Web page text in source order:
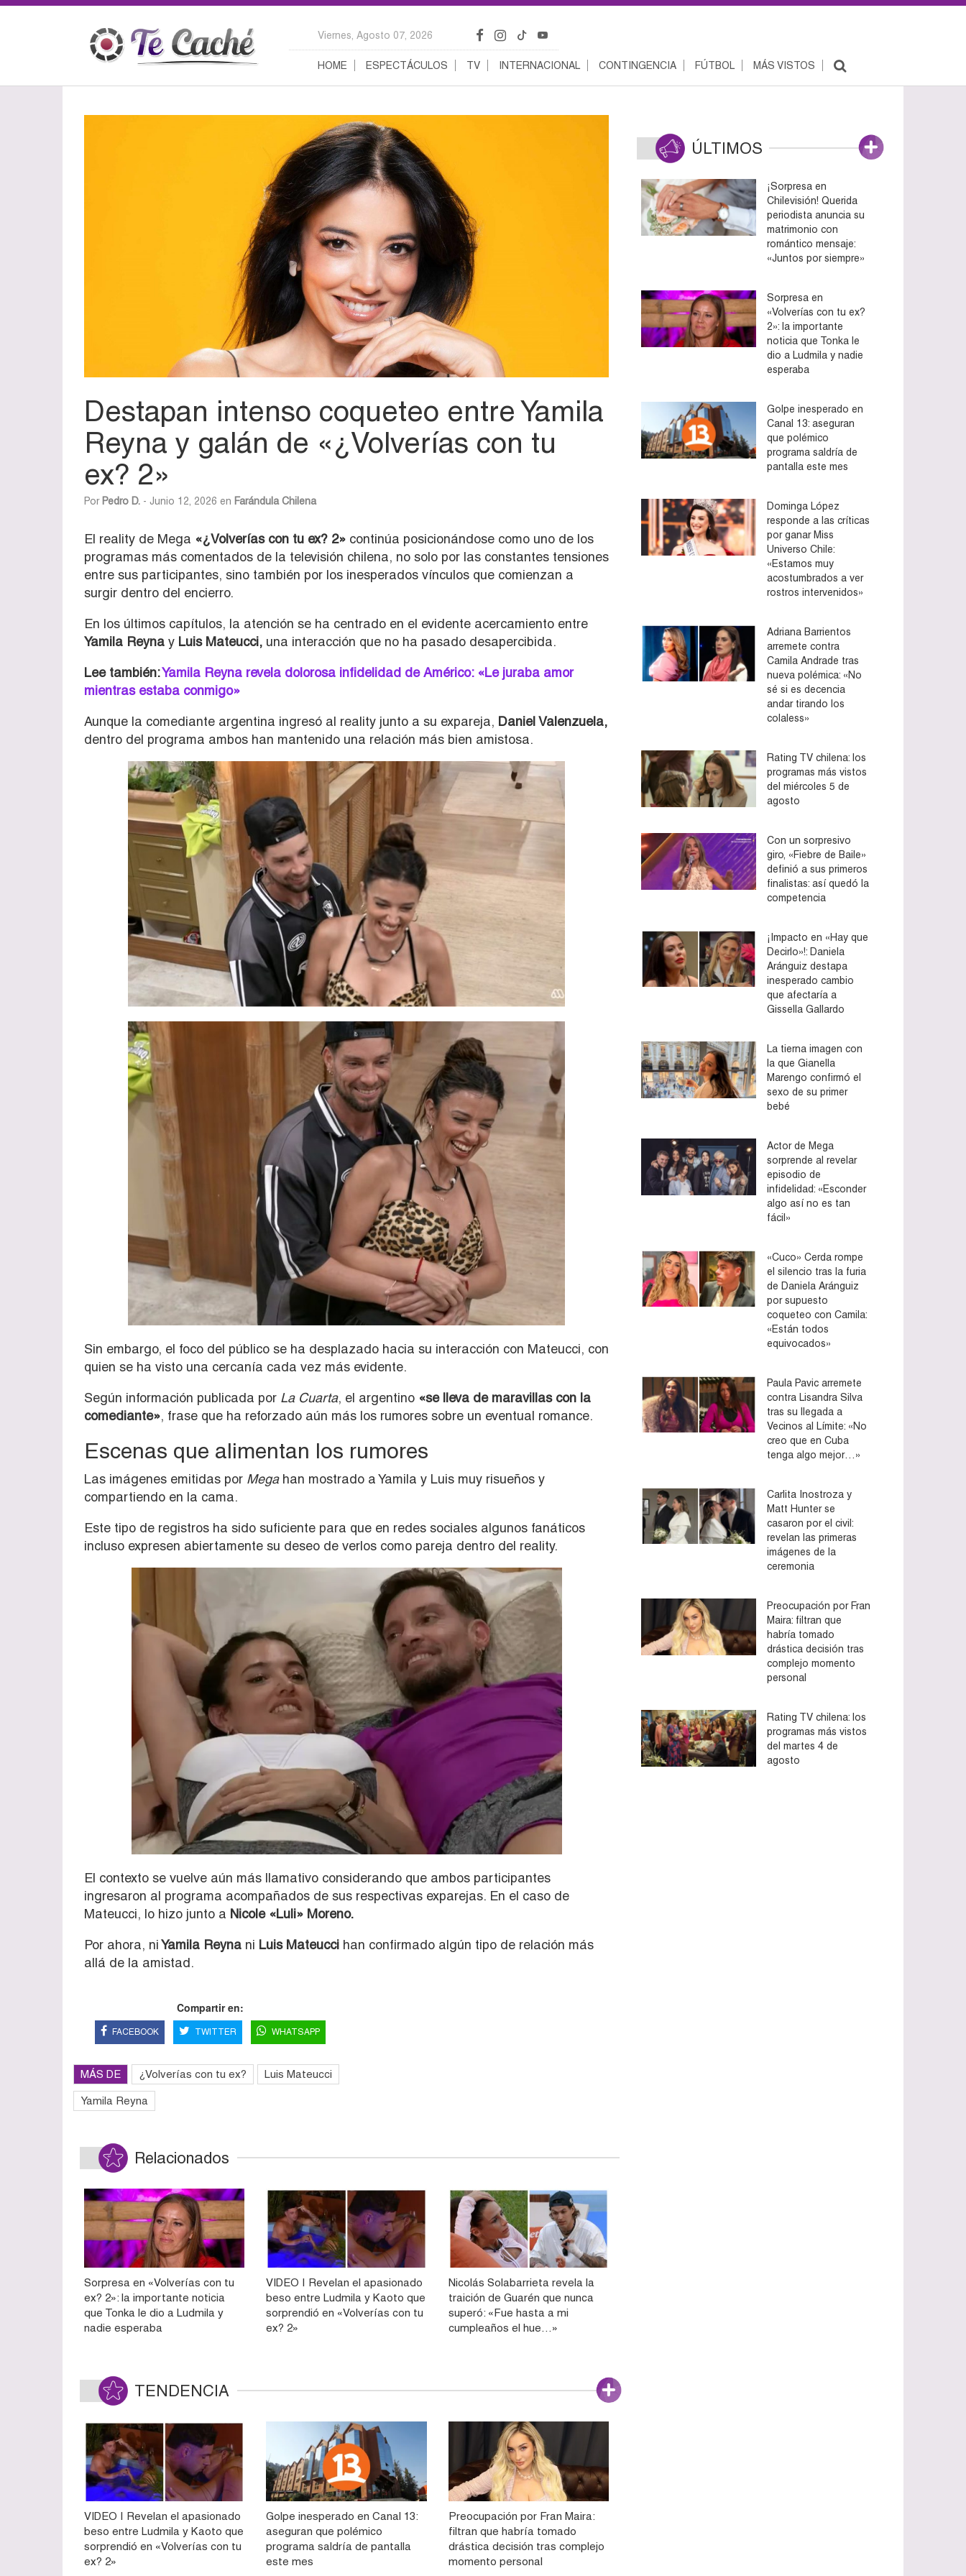
Viernes, Agosto 07, 2026
HOME ESPECTÁCULOS TV INTERNACIONAL CONTINGENCIA FÚTBOL MÁS VISTOS
Destapan intenso coqueteo entre Yamila
Reyna y galán de «¿Volverías con tu
ex? 2»
Por Pedro D. - Junio 12, 2026 en Farándula Chilena
El reality de Mega «¿Volverías con tu ex? 2» continúa posicionándose como uno de los
programas más comentados de la televisión chilena, no solo por las constantes tensiones
entre sus participantes, sino también por los inesperados vínculos que comienzan a
surgir dentro del encierro.
En los últimos capítulos, la atención se ha centrado en el evidente acercamiento entre
Yamila Reyna y Luis Mateucci, una interacción que no ha pasado desapercibida.
Lee también:Yamila Reyna revela dolorosa infidelidad de Américo: «Le juraba amor
mientras estaba conmigo»
Aunque la comediante argentina ingresó al reality junto a su expareja, Daniel Valenzuela,
dentro del programa ambos han mantenido una relación más bien amistosa.
Sin embargo, el foco del público se ha desplazado hacia su interacción con Mateucci, con
quien se ha visto una cercanía cada vez más evidente.
Según información publicada por La Cuarta, el argentino «se lleva de maravillas con la
comediante», frase que ha reforzado aún más los rumores sobre un eventual romance.
Escenas que alimentan los rumores
Las imágenes emitidas por Megahan mostrado a Yamila y Luis muy risueños y
compartiendo en la cama.
Este tipo de registros ha sido suficiente para que en redes sociales algunos fanáticos
incluso expresen abiertamente su deseo de verlos como pareja dentro del reality.
El contexto se vuelve aún más llamativo considerando que ambos participantes
ingresaron al programa acompañados de sus respectivas exparejas. En el caso de
Mateucci, lo hizo junto a Nicole «Luli» Moreno.
Por ahora, niYamila Reyna ni Luis Mateucci han confirmado algún tipo de relación más
allá de la amistad.
Compartir en:
FACEBOOK TWITTER WHATSAPP
MÁS DE ¿Volverías con tu ex? Luis Mateucci
Yamila Reyna
Relacionados
Sorpresa en «Volverías con tu
ex? 2»: la importante noticia
que Tonka le dio a Ludmila y
nadie esperaba
VIDEO | Revelan el apasionado
beso entre Ludmila y Kaoto que
sorprendió en «Volverías con tu
ex? 2»
Nicolás Solabarrieta revela la
traición de Guarén que nunca
superó: «Fue hasta a mi
cumpleaños el hue…»
TENDENCIA
VIDEO | Revelan el apasionado
beso entre Ludmila y Kaoto que
sorprendió en «Volverías con tu
ex? 2»
Golpe inesperado en Canal 13:
aseguran que polémico
programa saldría de pantalla
este mes
Preocupación por Fran Maira:
filtran que habría tomado
drástica decisión tras complejo
momento personal
ÚLTIMOS
¡Sorpresa en
Chilevisión! Querida
periodista anuncia su
matrimonio con
romántico mensaje:
«Juntos por siempre»
Sorpresa en
«Volverías con tu ex?
2»: la importante
noticia que Tonka le
dio a Ludmila y nadie
esperaba
Golpe inesperado en
Canal 13: aseguran
que polémico
programa saldría de
pantalla este mes
Dominga López
responde a las críticas
por ganar Miss
Universo Chile:
«Estamos muy
acostumbrados a ver
rostros intervenidos»
Adriana Barrientos
arremete contra
Camila Andrade tras
nueva polémica: «No
sé si es decencia
andar tirando los
colaless»
Rating TV chilena: los
programas más vistos
del miércoles 5 de
agosto
Con un sorpresivo
giro, «Fiebre de Baile»
definió a sus primeros
finalistas: así quedó la
competencia
¡Impacto en «Hay que
Decirlo»!: Daniela
Aránguiz destapa
inesperado cambio
que afectaría a
Gissella Gallardo
La tierna imagen con
la que Gianella
Marengo confirmó el
sexo de su primer
bebé
Actor de Mega
sorprende al revelar
episodio de
infidelidad: «Esconder
algo así no es tan
fácil»
«Cuco» Cerda rompe
el silencio tras la furia
de Daniela Aránguiz
por supuesto
coqueteo con Camila:
«Están todos
equivocados»
Paula Pavic arremete
contra Lisandra Silva
tras su llegada a
Vecinos al Límite: «No
creo que en Cuba
tenga algo mejor…»
Carlita Inostroza y
Matt Hunter se
casaron por el civil:
revelan las primeras
imágenes de la
ceremonia
Preocupación por Fran
Maira: filtran que
habría tomado
drástica decisión tras
complejo momento
personal
Rating TV chilena: los
programas más vistos
del martes 4 de
agosto